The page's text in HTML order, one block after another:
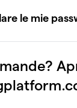
le mie